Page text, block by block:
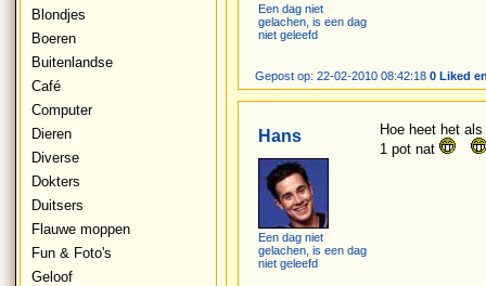
Blondjes
Boeren
Buitenlandse
Café
Computer
Dieren
Diverse
Dokters
Duitsers
Flauwe moppen
Fun & Foto's
Geloof
Een dag niet
gelachen, is een dag
niet geleefd
Gepost op: 22-02-2010 08:42:18 0 Liked
Hans
Een dag niet
gelachen, is een dag
niet geleefd
Hoe heet het
1 pot nat